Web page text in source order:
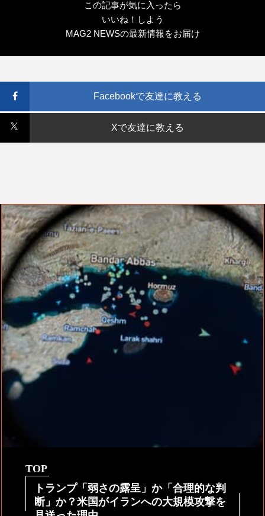
この記事が気に入ったら
いいね！しよう
MAG2 NEWSの最新情報をお届け
Facebookで友達に教える
Xで友達に教える
TOP
トランプ「弱さの露呈」か「合理的な判
断」か？米国がイランへの大規模攻撃を